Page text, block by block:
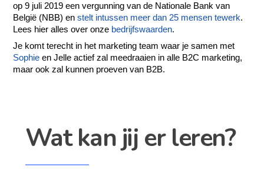
op 9 juli 2019 een vergunning van de Nationale Bank van
België (NBB) enstelt intussen meer dan 25 mensen tewerk.
Lees hier alles over onze bedrijfswaarden.
Je komt terecht in het marketing team waar je samen met
Sophie en Jelle actief zal meedraaien in alle B2C marketing,
maar ook zal kunnen proeven van B2B.
Wat kan jij er leren?